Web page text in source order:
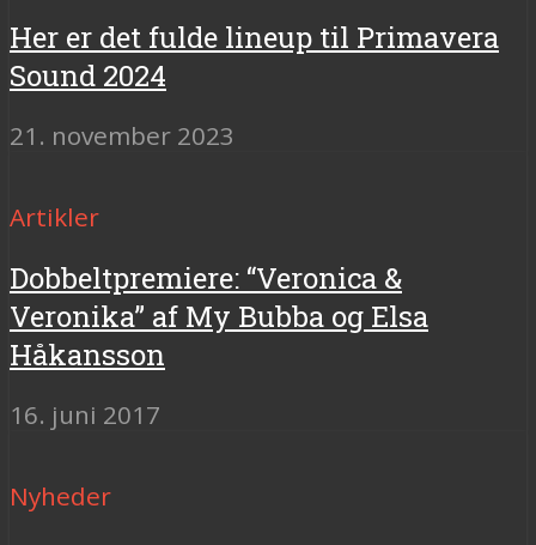
Her er det fulde lineup til Primavera
Sound 2024
21. november 2023
Artikler
Dobbeltpremiere: “Veronica &
Veronika” af My Bubba og Elsa
Håkansson
16. juni 2017
Nyheder